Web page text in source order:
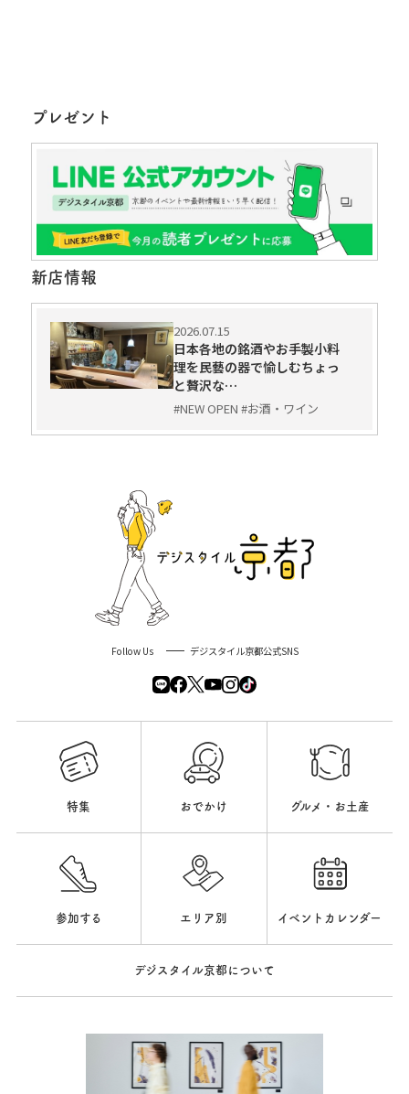
プレゼント
新店情報
2026.07.15
日本各地の銘酒やお手製小料
理を民藝の器で愉しむちょっ
と贅沢な…
#NEW OPEN #お酒・ワイン
Follow Us デジスタイル京都公式SNS
特集 おでかけ グルメ・お土産
参加する エリア別 イベントカレンダー
デジスタイル京都について